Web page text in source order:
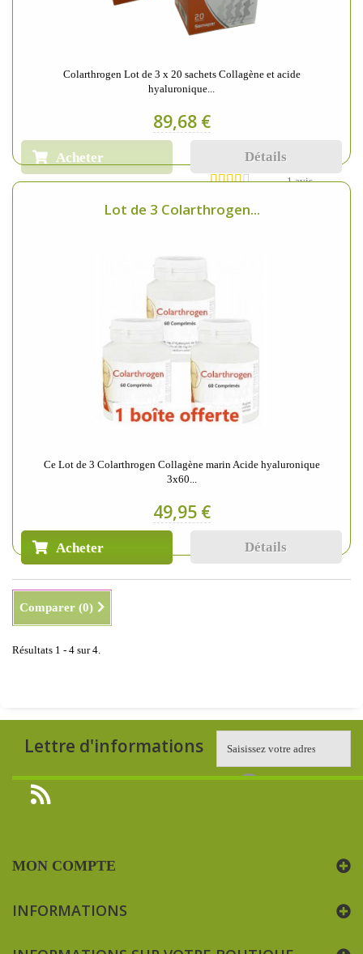
Colarthrogen Lot de 3 x 20 sachets Collagène et acide
hyaluronique...
89,68 €
Acheter Détails
1 avis
Lot de 3 Colarthrogen...
Ce Lot de 3 Colarthrogen Collagène marin Acide hyaluronique
3x60...
49,95 €
Acheter Détails
Comparer (0)
Résultats 1 - 4 sur 4.
Lettre d'informations
MON COMPTE
INFORMATIONS